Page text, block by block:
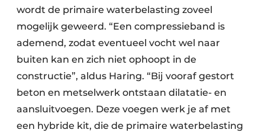
wordt de primaire waterbelasting zoveel
mogelijk geweerd. “Een compressieband is
ademend, zodat eventueel vocht wel naar
buiten kan en zich niet ophoopt in de
constructie”, aldus Haring. “Bij vooraf gestort
beton en metselwerk ontstaan dilatatie- en
aansluitvoegen. Deze voegen werk je af met
een hybride kit, die de primaire waterbelasting